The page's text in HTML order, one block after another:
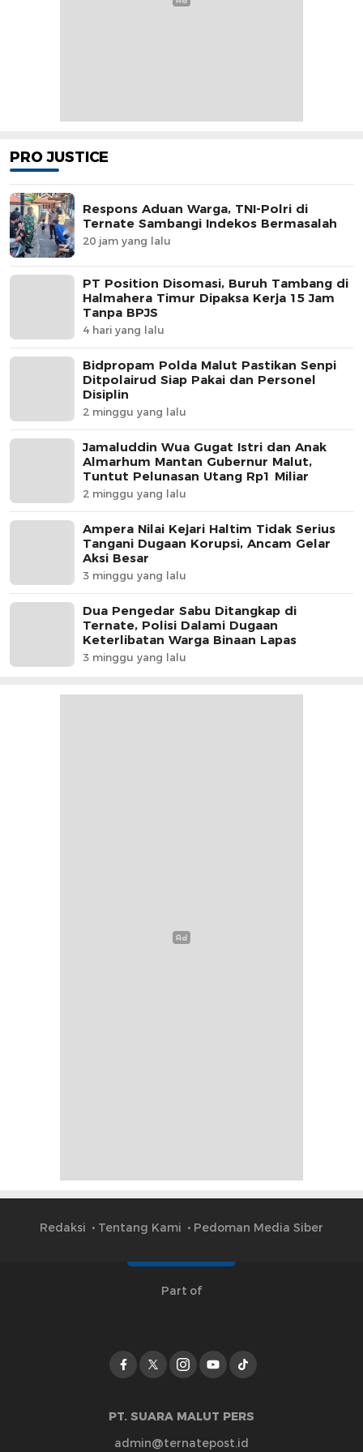
PRO JUSTICE
Respons Aduan Warga, TNI-Polri di
Ternate Sambangi Indekos Bermasalah
20 jam yang lalu
PT Position Disomasi, Buruh Tambang di
Halmahera Timur Dipaksa Kerja 15 Jam
Tanpa BPJS
4 hari yang lalu
Bidpropam Polda Malut Pastikan Senpi
Ditpolairud Siap Pakai dan Personel
Disiplin
2 minggu yang lalu
Jamaluddin Wua Gugat Istri dan Anak
Almarhum Mantan Gubernur Malut,
Tuntut Pelunasan Utang Rp1 Miliar
2 minggu yang lalu
Ampera Nilai Kejari Haltim Tidak Serius
Tangani Dugaan Korupsi, Ancam Gelar
Aksi Besar
3 minggu yang lalu
Dua Pengedar Sabu Ditangkap di
Ternate, Polisi Dalami Dugaan
Keterlibatan Warga Binaan Lapas
3 minggu yang lalu
Redaksi Tentang Kami Pedoman Media Siber
Part of
PT. SUARA MALUT PERS
admin@ternatepost.id